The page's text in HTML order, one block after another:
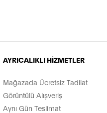
AYRICALIKLI HİZMETLER
Mağazada Ücretsiz Tadilat
Görüntülü Alışveriş
Aynı Gün Teslimat